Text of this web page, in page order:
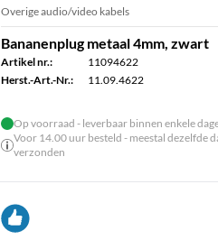
Overige audio/video kabels
Bananenplug metaal 4mm, zwart
Artikel nr.:
11094622
Herst.-Art.-Nr.:
11.09.4622
Op voorraad - leverbaar binnen enkele
Voor 14.00 uur besteld - meestal dezelfde
verzonden